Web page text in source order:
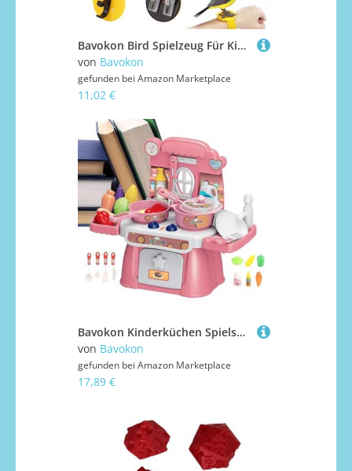
Bavokon Bird Spielzeug Für Kinder,Vogel Figuren Spielzeuge | Realistisches Süßes Sprechendes Elektronisches Haustier Für Kleinkind Zimmer Dekoration Kindergarten Bibliothek Aktivitätszentrum Reise
von Bavokon
gefunden bei Amazon Marketplace
11,02 €
Bavokon Kinderküchen Spielset | Spielzeug Kochset Küchenzubehör - Pädagogisches Spielzeug Mit Licht & Musik Ab 3 Jahre Für Mädchen Geburtstag Weihnachten Kindergarten Zuhause
von Bavokon
gefunden bei Amazon Marketplace
17,89 €